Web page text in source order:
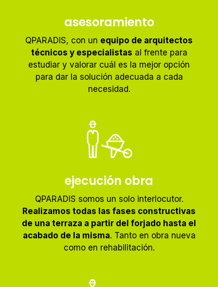
asesoramiento
QPARADIS, con un equipo de arquitectos
técnicos y especialistas al frente para
estudiar y valorar cuál es la mejor opción
para dar la solución adecuada a cada
necesidad.
ejecución obra
QPARADIS somos un solo interlocutor.
Realizamos todas las fases constructivas
de una terraza a partir del forjado hasta el
acabado de la misma. Tanto en obra nueva
como en rehabilitación.